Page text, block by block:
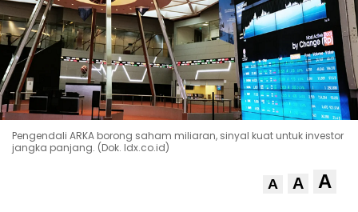
Pengendali ARKA borong saham miliaran, sinyal kuat untuk investor
jangka panjang. (Dok. Idx.co.id)
A A A